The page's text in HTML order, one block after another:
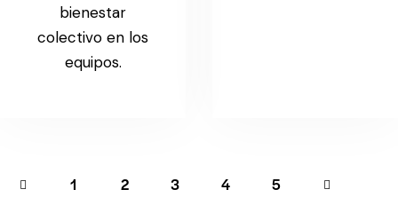
bienestar
colectivo en los
equipos.
1 2 3 4 5